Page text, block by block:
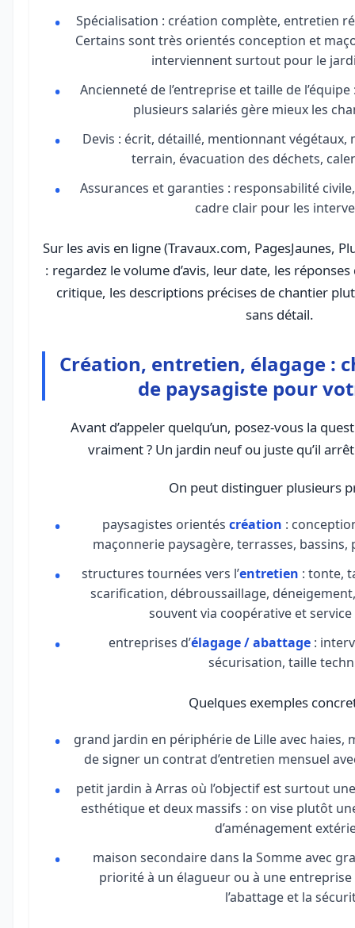
Spécialisation : création complète, entretien
Certains sont très orientés conception et
interviennent surtout pour le
Ancienneté de l’entreprise et taille de
plusieurs salariés gère mieux les
Devis : écrit, détaillé, mentionnant
terrain, évacuation des déchets,
Assurances et garanties : responsabilité
cadre clair pour les
Sur les avis en ligne (Travaux.com, PagesJaunes,
: regardez le volume d’avis, leur date, les
critique, les descriptions précises de chantier
sans détail.
Création, entretien, élagage :
de paysagiste pour
Avant d’appeler quelqu’un, posez-vous la
vraiment ? Un jardin neuf ou juste qu’il
On peut distinguer plusieurs
paysagistes orientés création :
maçonnerie paysagère, terrasses,
structures tournées vers l’entretien : tonte,
scarification, débroussaillage,
souvent via coopérative et
entreprises d’élagage / abattage :
sécurisation, taille
Quelques exemples
grand jardin en périphérie de Lille avec haies,
de signer un contrat d’entretien mensuel
petit jardin à Arras où l’objectif est surtout
esthétique et deux massifs : on vise plutôt
d’aménagement
maison secondaire dans la Somme avec
priorité à un élagueur ou à une
l’abattage et la